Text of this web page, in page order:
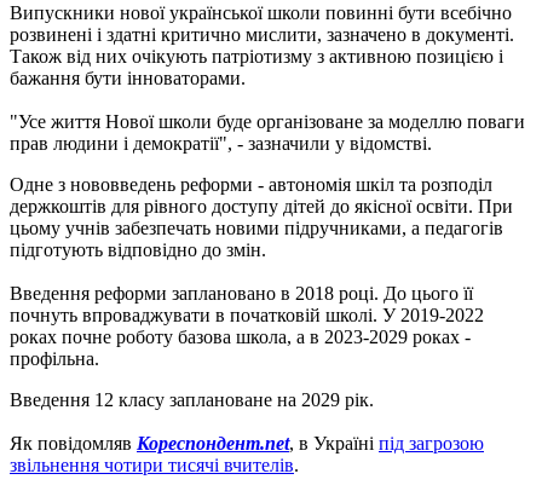
Випускники нової української школи повинні бути всебічно
розвинені і здатні критично мислити, зазначено в документі.
Також від них очікують патріотизму з активною позицією і
бажання бути інноваторами.
"Усе життя Нової школи буде організоване за моделлю поваги
прав людини і демократії", - зазначили у відомстві.
Одне з нововведень реформи - автономія шкіл та розподіл
держкоштів для рівного доступу дітей до якісної освіти. При
цьому учнів забезпечать новими підручниками, а педагогів
підготують відповідно до змін.
Введення реформи заплановано в 2018 році. До цього її
почнуть впроваджувати в початковій школі. У 2019-2022
роках почне роботу базова школа, а в 2023-2029 роках -
профільна.
Введення 12 класу заплановане на 2029 рік.
Як повідомляв Кореспондент.net, в Україні під загрозою
звільнення чотири тисячі вчителів.